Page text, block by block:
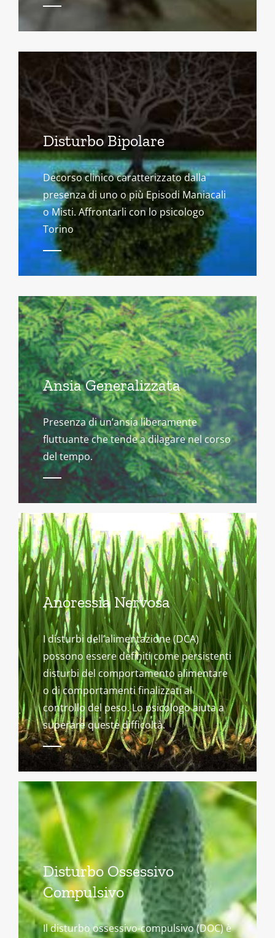
Disturbo Bipolare
Decorso clinico caratterizzato dalla
presenza di uno o più Episodi Maniacali
o Misti. Affrontarli con lo psicologo
Torino
Ansia Generalizzata
Presenza di un’ansia liberamente
fluttuante che tende a dilagare nel corso
del tempo.
Anoressia Nervosa
I disturbi dell’alimentazione (DCA)
possono essere definiti come persistenti
disturbi del comportamento alimentare
o di comportamenti finalizzati al
controllo del peso. Lo psicologo aiuta a
superare queste difficoltà.
Disturbo Ossessivo
Compulsivo
Il disturbo ossessivo-compulsivo (DOC) è